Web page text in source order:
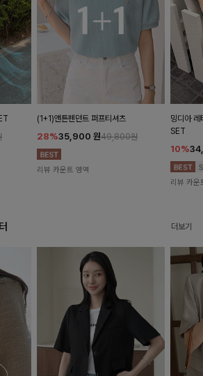
(1+1)앤튼펜던트 퍼프티셔츠
28%35,900 원49,800원
리뷰 카운트 영역
밍디아 레
SET
10%
리뷰 카운
더보기